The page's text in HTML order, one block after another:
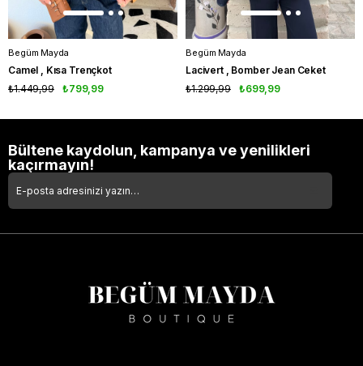
Begüm Mayda
Camel , Kısa Trençkot
₺799,99
₺1.449,99
Begüm Mayda
Lacivert , Bomber Jean Ceket
₺699,99
₺1.299,99
Bültene kaydolun, kampanya ve yenilikleri
kaçırmayın!